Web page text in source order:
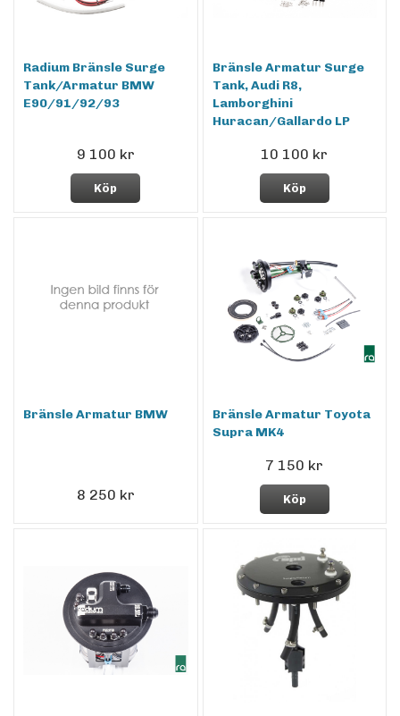
Radium Bränsle Surge
Tank/Armatur BMW
E90/91/92/93
9 100 kr
Köp
Bränsle Armatur Surge
Tank, Audi R8,
Lamborghini
Huracan/Gallardo LP
10 100 kr
Köp
Bränsle Armatur BMW
8 250 kr
Bränsle Armatur Toyota
Supra MK4
7 150 kr
Köp